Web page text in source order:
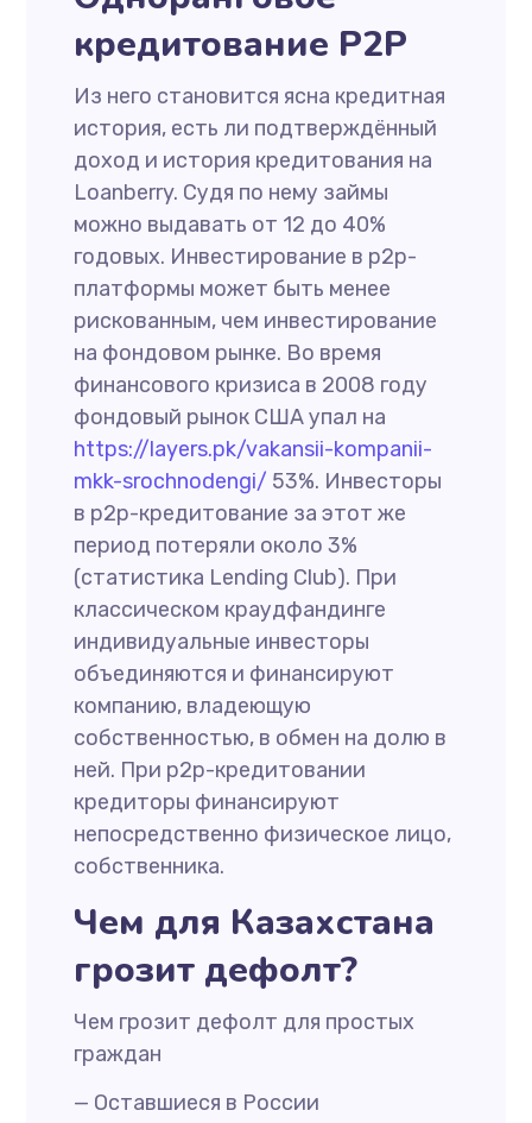
кредитование P2P
Из него становится ясна кредитная
история, есть ли подтверждённый
доход и история кредитования на
Loanberry. Судя по нему займы
можно выдавать от 12 до 40%
годовых. Инвестирование в p2p-
платформы может быть менее
рискованным, чем инвестирование
на фондовом рынке. Во время
финансового кризиса в 2008 году
фондовый рынок США упал на
https://layers.pk/vakansii-kompanii-
mkk-srochnodengi/ 53%. Инвесторы
в p2p-кредитование за этот же
период потеряли около 3%
(статистика Lending Club). При
классическом краудфандинге
индивидуальные инвесторы
объединяются и финансируют
компанию, владеющую
собственностью, в обмен на долю в
ней. При p2p-кредитовании
кредиторы финансируют
непосредственно физическое лицо,
собственника.
Чем для Казахстана
грозит дефолт?
Чем грозит дефолт для простых
граждан
— Оставшиеся в России